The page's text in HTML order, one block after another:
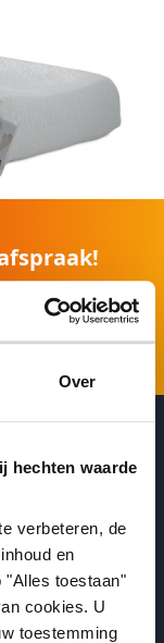
Over
hechten waarde
verbeteren, de
en
"Alles toestaan"
cookies. U
toestemming
in